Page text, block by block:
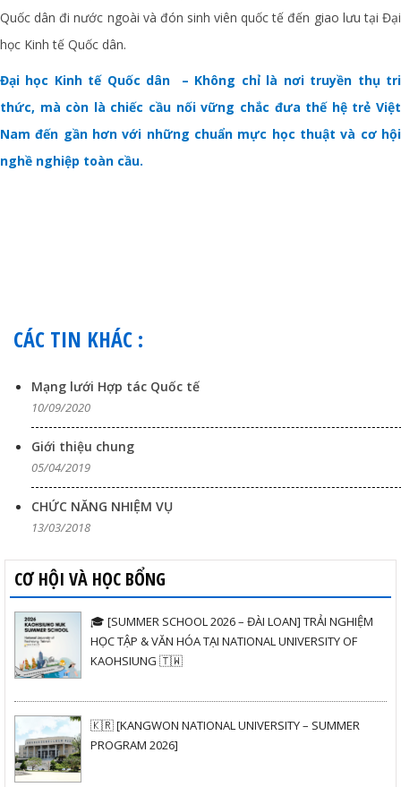
Quốc dân đi nước ngoài và đón sinh viên quốc tế đến giao lưu tại Đại
học Kinh tế Quốc dân.
Đại học Kinh tế Quốc dân
– Không chỉ là nơi truyền thụ tri
thức, mà còn là chiếc cầu nối vững chắc đưa thế hệ trẻ Việt
Nam đến gần hơn với những chuẩn mực học thuật và cơ hội
nghề nghiệp toàn cầu.
CÁC TIN KHÁC :
Mạng lưới Hợp tác Quốc tế
10/09/2020
Giới thiệu chung
05/04/2019
CHỨC NĂNG NHIỆM VỤ
13/03/2018
CƠ HỘI VÀ HỌC BỔNG
🎓 [SUMMER SCHOOL 2026 – ĐÀI LOAN] TRẢI NGHIỆM
HỌC TẬP & VĂN HÓA TẠI NATIONAL UNIVERSITY OF
KAOHSIUNG 🇹🇼
🇰🇷 [KANGWON NATIONAL UNIVERSITY – SUMMER
PROGRAM 2026]